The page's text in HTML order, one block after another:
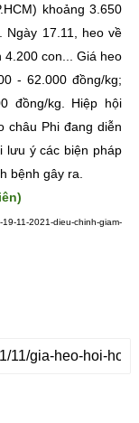
khoảng 3.650
Ngày 17.11, heo về
con... Giá heo
- 62.000 đồng/kg;
đồng/kg. Hiệp hội
châu Phi đang diễn
lưu ý các biện pháp
bệnh gây ra.
11-2021-dieu-chinh-giam-